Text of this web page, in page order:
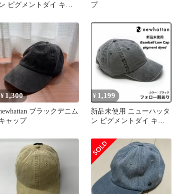
ン ピグメントダイ キャ
プ
¥ 1,300
ブラックデニム
ャップ
¥ 1,199
新品未使用 ニューハッタ
ン ピグメントダイ キャ
ラック